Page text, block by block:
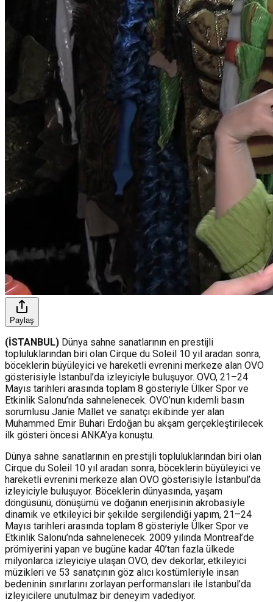
Paylaş
(İSTANBUL) Dünya sahne sanatlarının en prestijli
topluluklarından biri olan Cirque du Soleil 10 yıl aradan sonra,
böceklerin büyüleyici ve hareketli evrenini merkeze alan OVO
gösterisiyle İstanbul’da izleyiciyle buluşuyor. OVO, 21–24
Mayıs tarihleri arasında toplam 8 gösteriyle Ülker Spor ve
Etkinlik Salonu’nda sahnelenecek. OVO’nun kıdemli basın
sorumlusu Janie Mallet ve sanatçı ekibinde yer alan
Muhammed Emir Buhari Erdoğan bu akşam gerçekleştirilecek
ilk gösteri öncesi ANKA’ya konuştu.
Dünya sahne sanatlarının en prestijli topluluklarından biri olan
Cirque du Soleil 10 yıl aradan sonra, böceklerin büyüleyici ve
hareketli evrenini merkeze alan OVO gösterisiyle İstanbul’da
izleyiciyle buluşuyor. Böceklerin dünyasında, yaşam
döngüsünü, dönüşümü ve doğanın enerjisinin akrobasiyle
dinamik ve etkileyici bir şekilde sergilendiği yapım, 21–24
Mayıs tarihleri arasında toplam 8 gösteriyle Ülker Spor ve
Etkinlik Salonu’nda sahnelenecek. 2009 yılında Montreal’de
prömiyerini yapan ve bugüne kadar 40’tan fazla ülkede
milyonlarca izleyiciye ulaşan OVO, dev dekorlar, etkileyici
müzikleri ve 53 sanatçının göz alıcı kostümleriyle insan
bedeninin sınırlarını zorlayan performansları ile İstanbul’da
izleyicilere unutulmaz bir deneyim vadediyor.